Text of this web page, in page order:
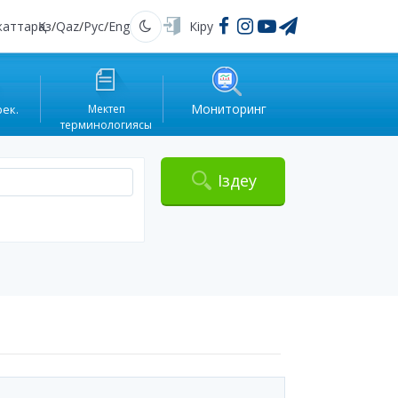
Қаз/Qaz/Рус/Eng Қараңғы Кіру
Мектеп
терминологиясы
Мониторинг
Іздеу